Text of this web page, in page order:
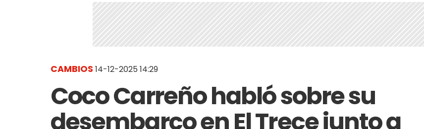
CAMBIOS 14-12-2025 14:29
Coco Carreño habló sobre su
desembarco en El Trece junto a